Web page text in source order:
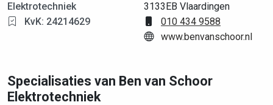
Elektrotechniek
KvK: 24214629
3133EB Vlaardingen
010 434 9588
www.benvanschoor.nl
Specialisaties van Ben van Schoor
Elektrotechniek